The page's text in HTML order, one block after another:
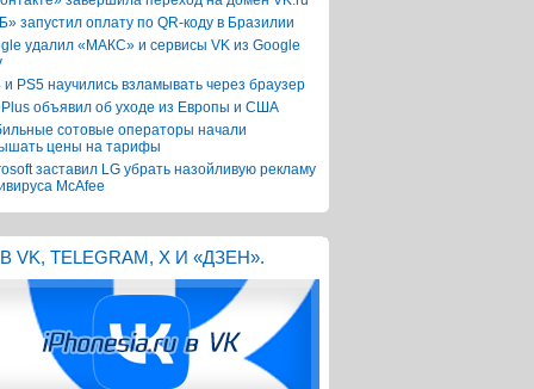
запустил оплату по QR-коду в Бразилии
удалил «МАКС» и сервисы VK из Google
и PS5 научились взламывать через браузер
объявил об уходе из Европы и США
сотовые операторы начали
цены на тарифы
заставил LG убрать назойливую рекламу
McAfee
VK, TELEGRAM, X И «ДЗЕН».